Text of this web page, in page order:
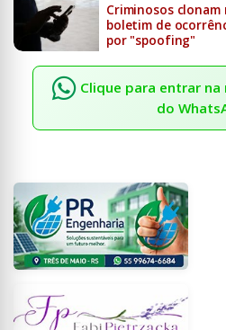
Criminosos clonam
boletim de
por "spoofing"
Clique para entrar
do